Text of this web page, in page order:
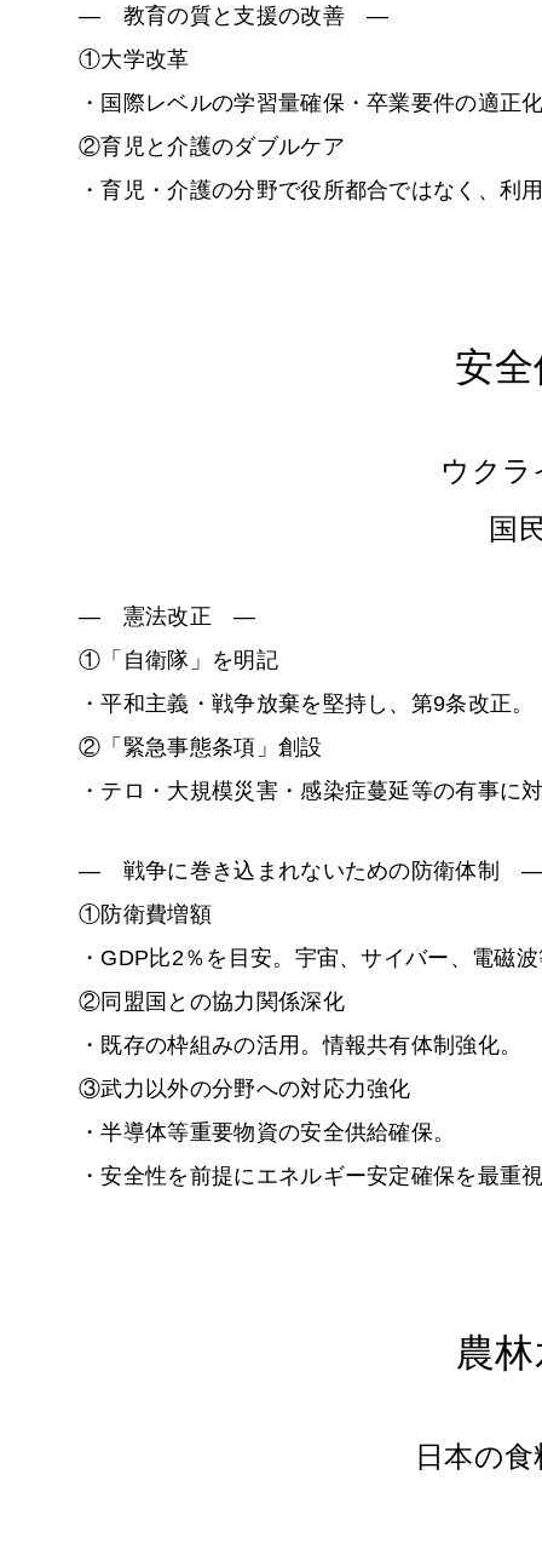
― 教育の質と支援の改善―
①大学改革
・国際レベルの学習量確保・卒業要件の適正
②育児と介護のダブルケア
・育児・介護の分野で役所都合ではなく、利
安
ウクラ
国
― 憲法改正―
①「自衛隊」を明記
・平和主義・戦争放棄を堅持し、第9条改正。
②「緊急事態条項」創設
・テロ・大規模災害・感染症蔓延等の有事に
― 戦争に巻き込まれないための防衛体制
①防衛費増額
・GDP比2％を目安。宇宙、サイバー、電磁
②同盟国との協力関係深化
・既存の枠組みの活用。情報共有体制強化。
③武力以外の分野への対応力強化
・半導体等重要物資の安全供給確保。
・安全性を前提にエネルギー安定確保を最重
農
日本の